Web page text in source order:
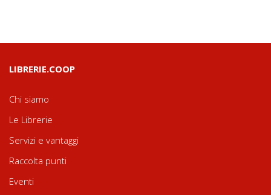
LIBRERIE.COOP
Chi siamo
Le Librerie
Servizi e vantaggi
Raccolta punti
Eventi